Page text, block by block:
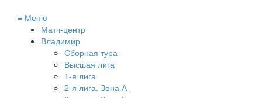
≡ Меню
Матч-центр
Владимир
Сборная тура
Высшая лига
1-я лига
2-я лига. Зона А